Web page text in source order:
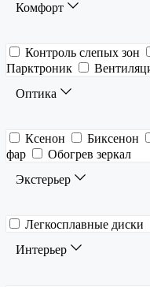
Комфорт
Контроль слепых зон
Парктроник
Оптика
Ксенон Биксенон
фар
Обогрев зеркал
Экстерьер
Легкосплавные диски
Интерьер